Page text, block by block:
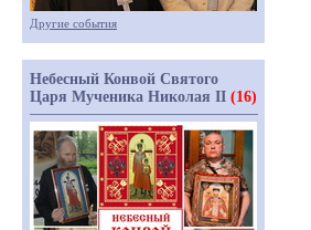
Другие события
Небесный Конвой Святого
Царя Мученика Николая II (16)